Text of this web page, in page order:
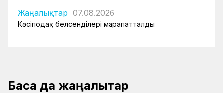
Жаңалықтар 07.08.2026
Кәсіподақ белсенділері марапатталды
Басқа да жаңалықтар